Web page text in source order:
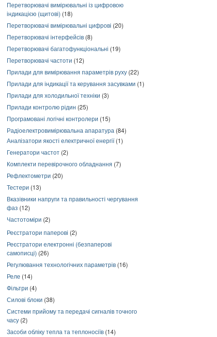
Перетворювачі вимірювальні із цифровою
індикацією (щитові) (18)
Перетворювачі вимірювальні цифрові (20)
Перетворювачі інтерфейсів (8)
Перетворювачі багатофункціональні (19)
Перетворювачі частоти (12)
Прилади для вимірювання параметрів руху (22)
Прилади для індикації та керування засувками (1)
Прилади для холодильної техніки (3)
Прилади контролю рідин (25)
Програмовані логічні контролери (15)
Радіоелектровимірювальна апаратура (84)
Аналізатори якості електричної енергії(1)
Генератори частот (2)
Комплекти перевірочного обладнання (7)
Рефлектометри (20)
Тестери (13)
Вказівники напруги та правильності чергування
фаз (12)
Частотоміри (2)
Реєстратори паперові (2)
Реєстратори електронні (безпаперові
самописці) (26)
Регулювання технологічних параметрів (16)
Реле (14)
Фільтри (4)
Силові блоки (38)
Системи прийому та передачі сигналів точного
часу (2)
Засоби обліку тепла та теплоносіїв (14)